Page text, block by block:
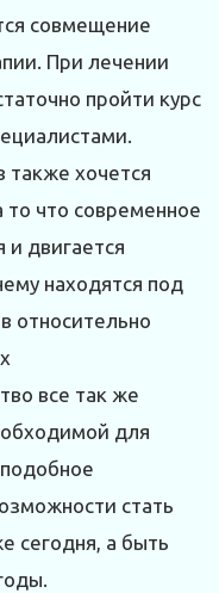
совмещение
При лечении
пройти курс
также хочется
то что современное
и двигается
находятся под
относительно
все так же
для
стать
сегодня, а быть